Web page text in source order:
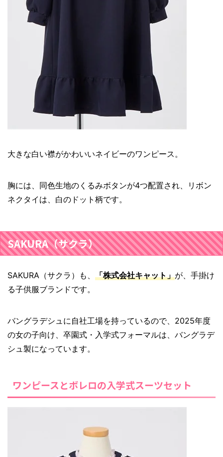
大きな白い襟がかわいいネイビーのワンピース。
胸には、同色生地のくるみボタンが4つ配置され、リボン
ネクタイは、白のドット柄です。
SAKURA（サクラ）
SAKURA（サクラ）も、 「株式会社キャット」が、手掛け
る子供服ブランドです。
バングラデシュに自社工場を持っているので、2025年度
の女の子向け、卒園式・入学式フォーマルは、バングラデ
シュ製になっています。
ワンピースとボレロの入学式スーツセット